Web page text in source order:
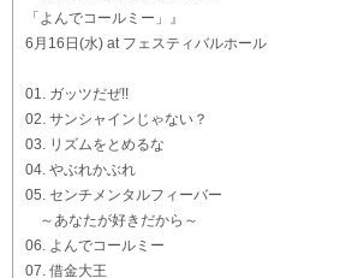
「よんでコールミー」』
6月16日(水) at フェスティバルホール
01. ガッツだぜ!!
02. サンシャインじゃない？
03. リズムをとめるな
04. やぶれかぶれ
05. センチメンタルフィーバー
～あなたが好きだから～
06. よんでコールミー
07. 借金大王